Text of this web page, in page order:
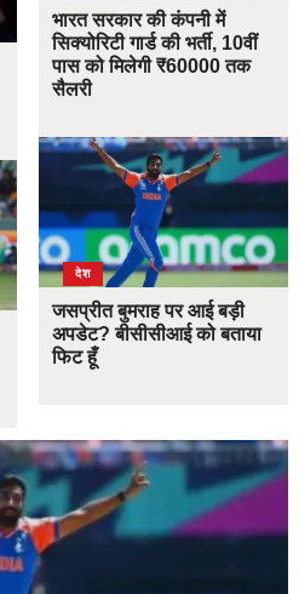
भारत सरकार की कंपनी में
सिक्योरिटी गार्ड की भर्ती, 10वीं
पास को मिलेगी ₹60000 तक
सैलरी
देश
जसप्रीत बुमराह पर आई बड़ी
अपडेट? बीसीसीआई को बताया
फिट हूँ